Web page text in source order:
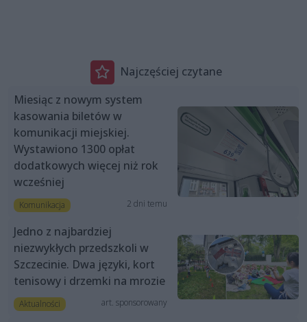
Najczęściej czytane
Miesiąc z nowym system
kasowania biletów w
komunikacji miejskiej.
Wystawiono 1300 opłat
dodatkowych więcej niż rok
wcześniej
Komunikacja 2 dni temu
Jedno z najbardziej
niezwykłych przedszkoli w
Szczecinie. Dwa języki, kort
tenisowy i drzemki na mrozie
Aktualności art. sponsorowany